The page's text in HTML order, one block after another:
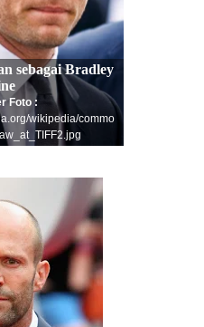
sebagaiBradley
Foto :
wikipedia/commo